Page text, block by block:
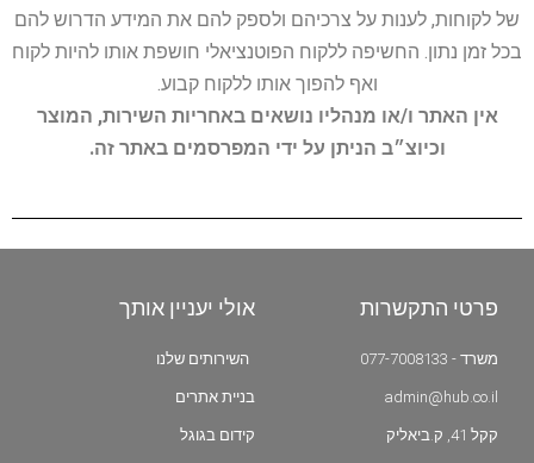
של לקוחות, לענות על צרכיהם ולספק להם את המידע הדרוש להם
בכל זמן נתון. החשיפה ללקוח הפוטנציאלי חושפת אותו להיות לקוח
ואף להפוך אותו ללקוח קבוע.
אין האתר ו/או מנהליו נושאים באחריות השירות, המוצר
וכיוצ״ב הניתן על ידי המפרסמים באתר זה.
פרטי התקשרות
משרד - 077-7008133
admin@hub.co.il
קקל 41, ק.ביאליק
אולי יעניין אותך
השירותים שלנו
בניית אתרים
קידום בגוגל